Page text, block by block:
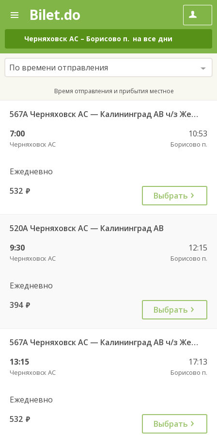
—
Поиск
и
покупка
билетов
на
автобус
онлайн
Bilet.do
Черняховск АС – Борисово п. на все дни
По времени отправления
Время отправления и прибытия местное
567А Черняховск АС — Калининград АВ ч/з Железнодорожный КДП, Правдинск КДП
7:00
Черняховск АС
10:53
Борисово п.
Ежедневно
532 руб. Выбрать
520А Черняховск АС — Калининград АВ
9:30
Черняховск АС
12:15
Борисово п.
Ежедневно
394 руб. Выбрать
567А Черняховск АС — Калининград АВ ч/з Железнодорожный КДП, Правдинск КДП
13:15
Черняховск АС
17:13
Борисово п.
Ежедневно
532 руб. Выбрать